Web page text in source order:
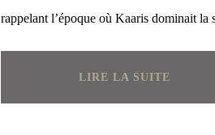
rappelant l’époque où Kaaris dominait la
LIRE LA SUITE